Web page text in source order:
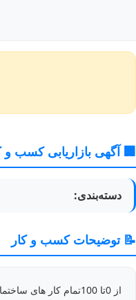
🏢 آگهی بازاریابی کسب و
دسته‌بندی:
📝 توضیحات کسب و کار
از 0تا 100تمام کار های ساختمانی و کارخانجات به صورت جوزی و کلی